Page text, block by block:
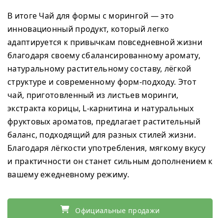
В итоге Чай для формы с морингой — это
инновационный продукт, который легко
адаптируется к привычкам повседневной жизни
благодаря своему сбалансированному аромату,
натуральному растительному составу, лёгкой
структуре и современному форм-подходу. Этот
чай, приготовленный из листьев моринги,
экстракта корицы, L-карнитина и натуральных
фруктовых ароматов, предлагает растительный
баланс, подходящий для разных стилей жизни.
Благодаря лёгкости употребления, мягкому вкусу
и практичности он станет сильным дополнением к
вашему ежедневному режиму.
Официальные продажи